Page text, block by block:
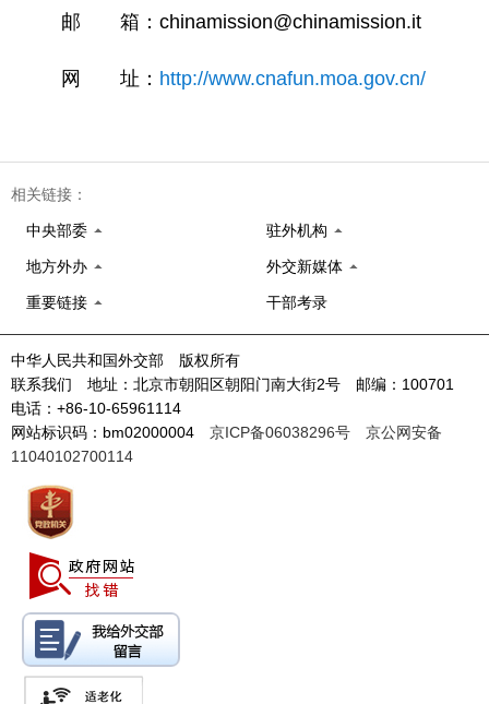
邮 箱：chinamission@chinamission.it
网 址： http://www.cnafun.moa.gov.cn/
相关链接：
中央部委 驻外机构
地方外办 外交新媒体
重要链接 干部考录
中华人民共和国外交部 版权所有
联系我们 地址：北京市朝阳区朝阳门南大街2号 邮编：100701
电话：+86-10-65961114
网站标识码：bm02000004 京ICP备06038296号
京公网安备
11040102700114